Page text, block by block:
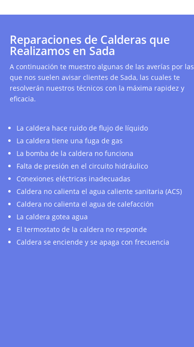
Reparaciones de Calderas que
Realizamos en Sada
A continuación te muestro algunas de las averías por las
que nos suelen avisar clientes de Sada, las cuales te
resolverán nuestros técnicos con la máxima rapidez y
eficacia.
La caldera hace ruido de flujo de líquido
La caldera tiene una fuga de gas
La bomba de la caldera no funciona
Falta de presión en el circuito hidráulico
Conexiones eléctricas inadecuadas
Caldera no calienta el agua caliente sanitaria (ACS)
Caldera no calienta el agua de calefacción
La caldera gotea agua
El termostato de la caldera no responde
Caldera se enciende y se apaga con frecuencia